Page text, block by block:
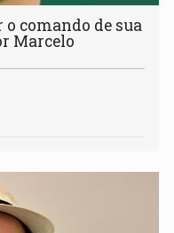
comando de sua
Marcelo